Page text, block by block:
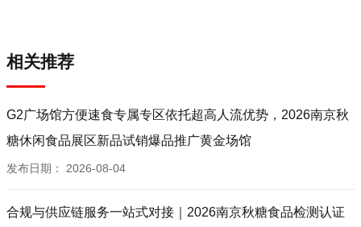
相关推荐
G2广场馆方便速食专属专区依托超高人流优势，2026南京秋
糖休闲食品展区新品试销爆品推广黄金场馆
发布日期： 2026-08-04
合规与供应链服务一站式对接｜2026南京秋糖食品检测认证